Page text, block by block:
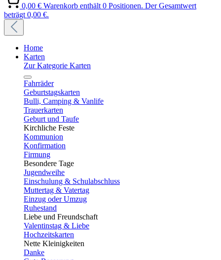
0,00 € Warenkorb enthält 0 Positionen. Der Gesamtwert
beträgt 0,00 €.
Home
Karten
Zur Kategorie Karten
Fahrräder
Geburtstagskarten
Bulli, Camping & Vanlife
Trauerkarten
Geburt und Taufe
Kirchliche Feste
Kommunion
Konfirmation
Firmung
Besondere Tage
Jugendweihe
Einschulung & Schulabschluss
Muttertag & Vatertag
Einzug oder Umzug
Ruhestand
Liebe und Freundschaft
Valentinstag & Liebe
Hochzeitskarten
Nette Kleinigkeiten
Danke